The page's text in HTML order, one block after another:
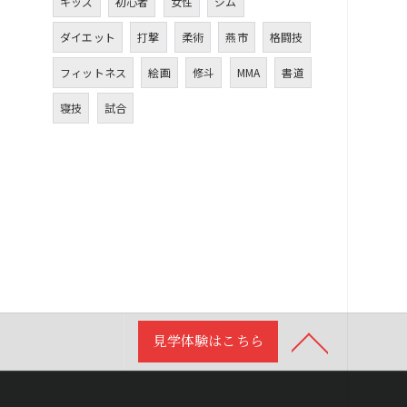
ダイエット 打撃 柔術 燕市 格闘技
フィットネス 絵画 修斗 MMA 書道
寝技 試合
見学体験はこちら